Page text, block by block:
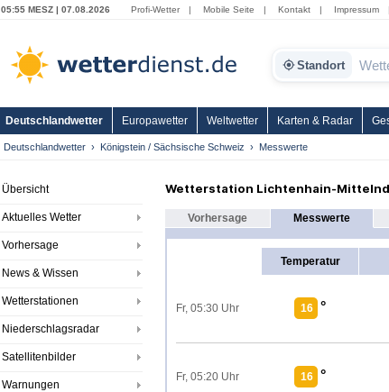
05:55 MESZ | 07.08.2026 Profi-Wetter | Mobile Seite | Kontakt | Impressum
Standort
Deutschlandwetter Europawetter Weltwetter Karten & Radar
Deutschlandwetter Königstein / Sächsische Schweiz Messwerte
Übersicht
Aktuelles Wetter
Vorhersage
News & Wissen
Wetterstationen
Niederschlagsradar
Satellitenbilder
Warnungen
Wetterstation Lichtenhain-
Vorhersage Messwerte
Temperatur
Fr, 05:30 Uhr 16 °
Fr, 05:20 Uhr 16 °